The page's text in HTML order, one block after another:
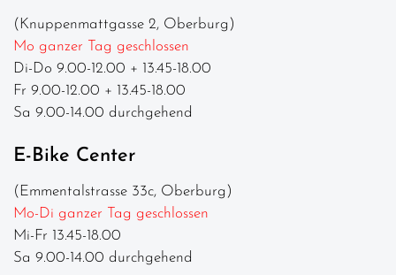
(Knuppenmattgasse 2, Oberburg)
Mo ganzer Tag geschlossen
Di-Do 9.00-12.00 + 13.45-18.00
Fr 9.00-12.00 + 13.45-18.00
Sa 9.00-14.00 durchgehend
E-Bike Center
(Emmentalstrasse 33c, Oberburg)
Mo-Di ganzer Tag geschlossen
Mi-Fr 13.45-18.00
Sa 9.00-14.00 durchgehend